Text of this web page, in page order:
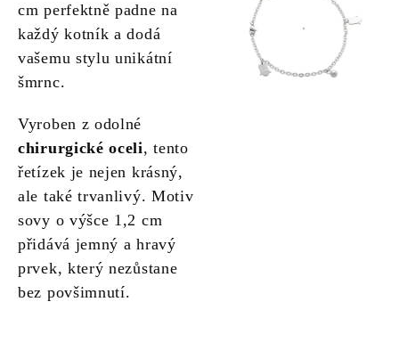
cm perfektně padne na
každý kotník a dodá
vašemu stylu unikátní
šmrnc.
Vyroben z odolné
chirurgické oceli, tento
řetízek je nejen krásný,
ale také trvanlivý. Motiv
sovy o výšce 1,2 cm
přidává jemný a hravý
prvek, který nezůstane
bez povšimnutí.